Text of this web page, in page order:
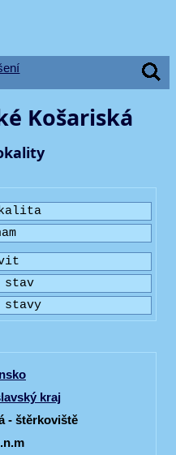
Košariská
kraj
- štěrkoviště